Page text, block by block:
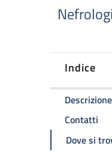
Indice
Descrizione
Contatti
Dove si